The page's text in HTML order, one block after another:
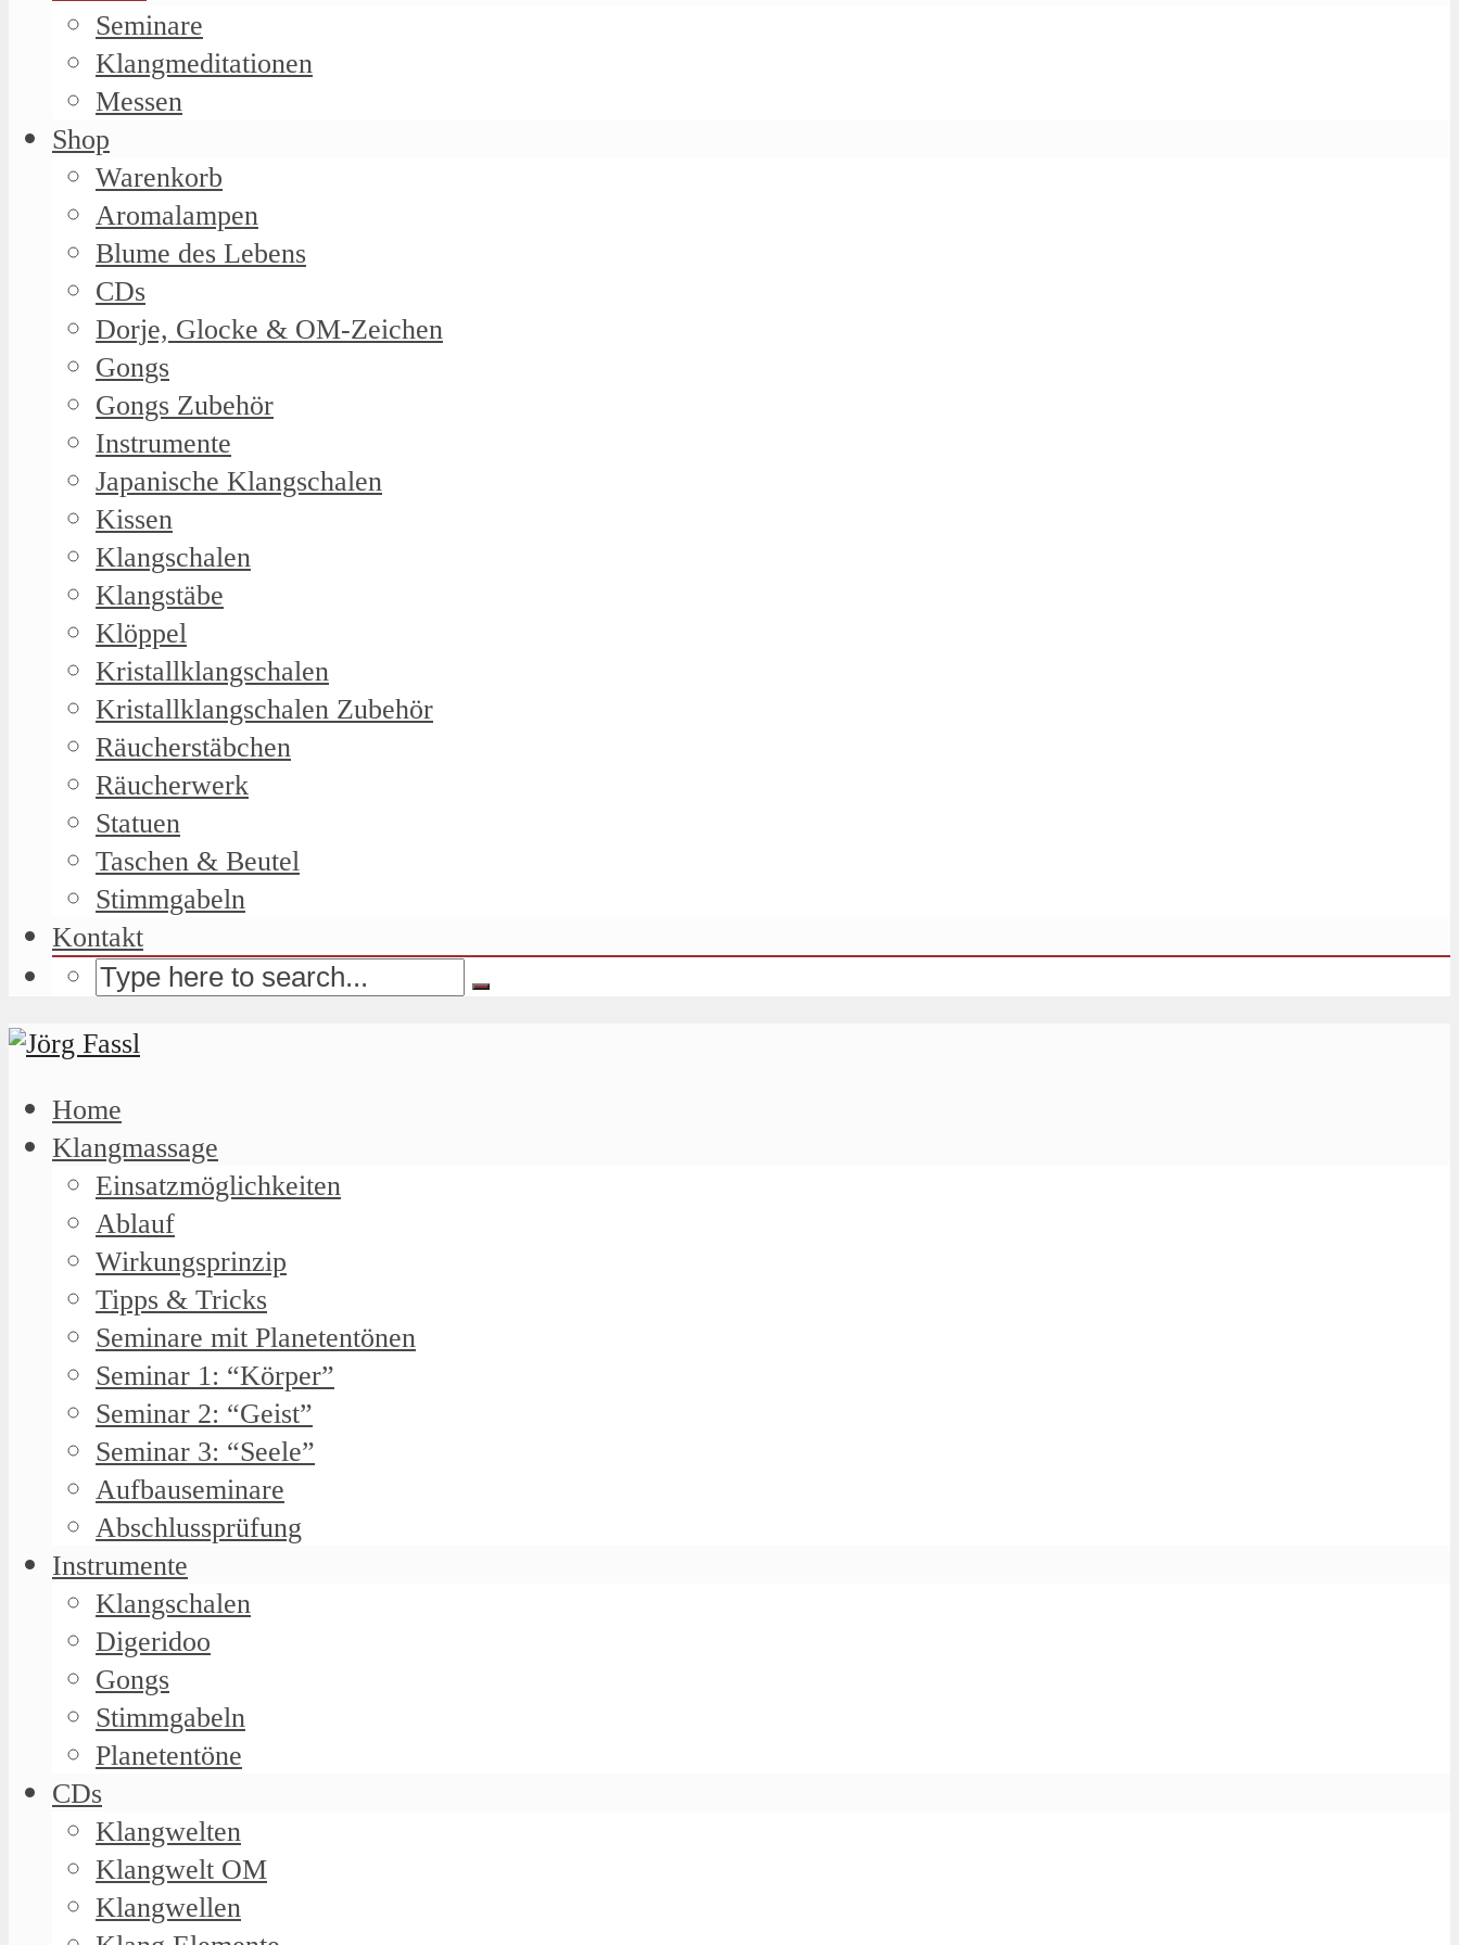
Seminare
Klangmeditationen
Messen
Shop
Warenkorb
Aromalampen
Blume des Lebens
CDs
Dorje, Glocke & OM-Zeichen
Gongs
Gongs Zubehör
Instrumente
Japanische Klangschalen
Kissen
Klangschalen
Klangstäbe
Klöppel
Kristallklangschalen
Kristallklangschalen Zubehör
Räucherstäbchen
Räucherwerk
Statuen
Taschen & Beutel
Stimmgabeln
Kontakt
Home
Klangmassage
Einsatzmöglichkeiten
Ablauf
Wirkungsprinzip
Tipps & Tricks
Seminare mit Planetentönen
Seminar 1: “Körper”
Seminar 2: “Geist”
Seminar 3: “Seele”
Aufbauseminare
Abschlussprüfung
Instrumente
Klangschalen
Digeridoo
Gongs
Stimmgabeln
Planetentöne
CDs
Klangwelten
Klangwelt OM
Klangwellen